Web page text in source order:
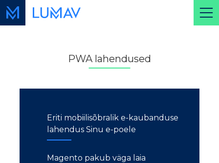
PWA lahendused
Eriti mobiilisõbralik e-kaubanduse
lahendus Sinu e-poele
Magento pakub väga laia